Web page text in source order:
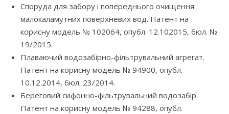
Споруда для забору і попереднього очищення
малокаламутних поверхневих вод. Патент на
корисну модель № 102064, опубл. 12.102015, бюл. №
19/2015.
Плаваючий водозабірно-фільтрувальний агрегат.
Патент на корисну модель № 94900, опубл.
10.12.2014, бюл. 23/2014.
Береговий сифонно-фільтрувальний водозабір.
Патент на корисну модель № 94288, опубл.